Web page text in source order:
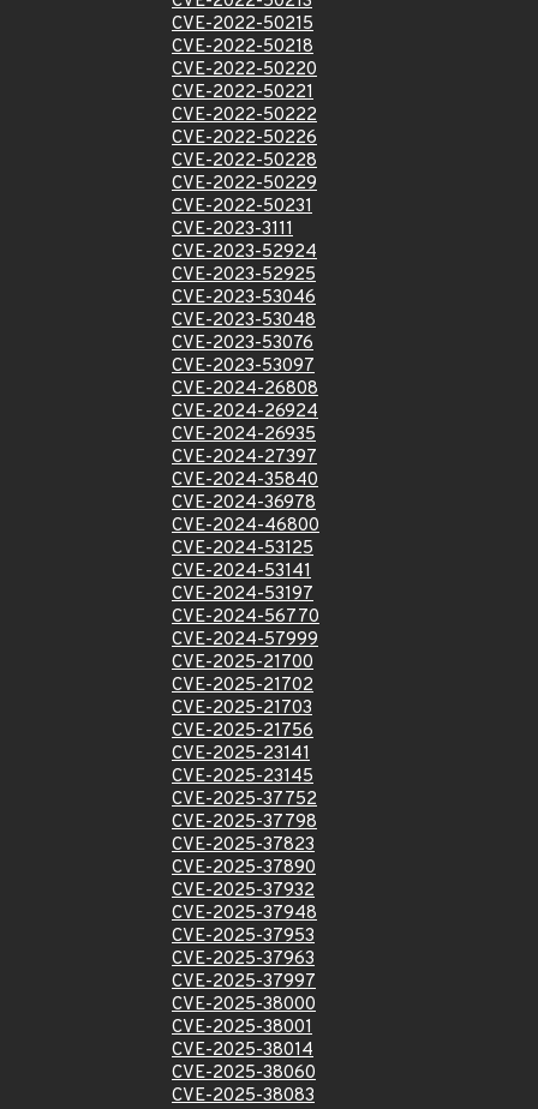
CVE-2022-50215
CVE-2022-50218
CVE-2022-50220
CVE-2022-50221
CVE-2022-50222
CVE-2022-50226
CVE-2022-50228
CVE-2022-50229
CVE-2022-50231
CVE-2023-3111
CVE-2023-52924
CVE-2023-52925
CVE-2023-53046
CVE-2023-53048
CVE-2023-53076
CVE-2023-53097
CVE-2024-26808
CVE-2024-26924
CVE-2024-26935
CVE-2024-27397
CVE-2024-35840
CVE-2024-36978
CVE-2024-46800
CVE-2024-53125
CVE-2024-53141
CVE-2024-53197
CVE-2024-56770
CVE-2024-57999
CVE-2025-21700
CVE-2025-21702
CVE-2025-21703
CVE-2025-21756
CVE-2025-23141
CVE-2025-23145
CVE-2025-37752
CVE-2025-37798
CVE-2025-37823
CVE-2025-37890
CVE-2025-37932
CVE-2025-37948
CVE-2025-37953
CVE-2025-37963
CVE-2025-37997
CVE-2025-38000
CVE-2025-38001
CVE-2025-38014
CVE-2025-38060
CVE-2025-38083